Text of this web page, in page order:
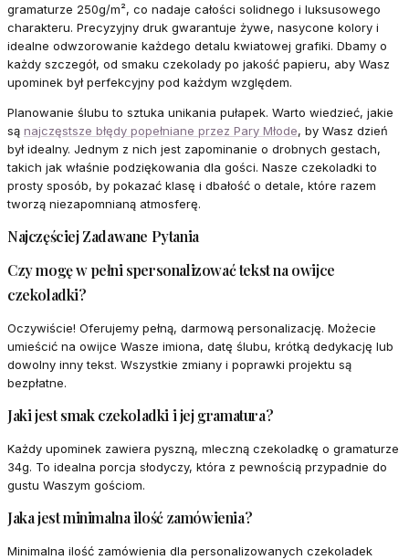
gramaturze 250g/m², co nadaje całości solidnego i luksusowego
charakteru. Precyzyjny druk gwarantuje żywe, nasycone kolory i
idealne odwzorowanie każdego detalu kwiatowej grafiki. Dbamy o
każdy szczegół, od smaku czekolady po jakość papieru, aby Wasz
upominek był perfekcyjny pod każdym względem.
Planowanie ślubu to sztuka unikania pułapek. Warto wiedzieć, jakie
są najczęstsze błędy popełniane przez Pary Młode, by Wasz dzień
był idealny. Jednym z nich jest zapominanie o drobnych gestach,
takich jak właśnie podziękowania dla gości. Nasze czekoladki to
prosty sposób, by pokazać klasę i dbałość o detale, które razem
tworzą niezapomnianą atmosferę.
Najczęściej Zadawane Pytania
Czy mogę w pełni spersonalizować tekst na owijce
czekoladki?
Oczywiście! Oferujemy pełną, darmową personalizację. Możecie
umieścić na owijce Wasze imiona, datę ślubu, krótką dedykację lub
dowolny inny tekst. Wszystkie zmiany i poprawki projektu są
bezpłatne.
Jaki jest smak czekoladki i jej gramatura?
Każdy upominek zawiera pyszną, mleczną czekoladkę o gramaturze
34g. To idealna porcja słodyczy, która z pewnością przypadnie do
gustu Waszym gościom.
Jaka jest minimalna ilość zamówienia?
Minimalna ilość zamówienia dla personalizowanych czekoladek